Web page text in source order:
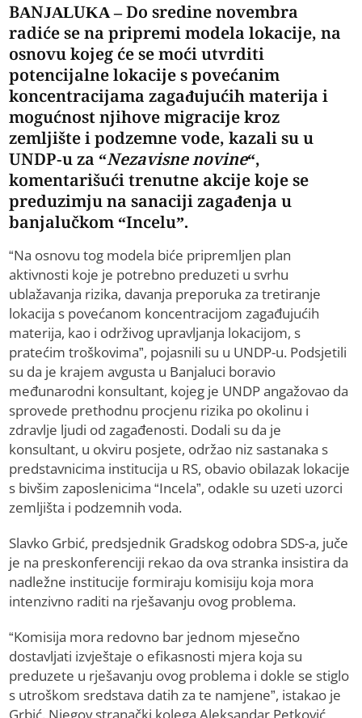
BANJALUKA – Do sredine novembra
radiće se na pripremi modela lokacije, na
osnovu kojeg će se moći utvrditi
potencijalne lokacije s povećanim
koncentracijama zagađujućih materija i
mogućnost njihove migracije kroz
zemljište i podzemne vode, kazali su u
UNDP-u za “Nezavisne novine“,
komentarišući trenutne akcije koje se
preduzimju na sanaciji zagađenja u
banjalučkom “Incelu”.
“Na osnovu tog modela biće pripremljen plan
aktivnosti koje je potrebno preduzeti u svrhu
ublažavanja rizika, davanja preporuka za tretiranje
lokacija s povećanom koncentracijom zagađujućih
materija, kao i održivog upravljanja lokacijom, s
pratećim troškovima”, pojasnili su u UNDP-u. Podsjetili
su da je krajem avgusta u Banjaluci boravio
međunarodni konsultant, kojeg je UNDP angažovao da
sprovede prethodnu procjenu rizika po okolinu i
zdravlje ljudi od zagađenosti. Dodali su da je
konsultant, u okviru posjete, održao niz sastanaka s
predstavnicima institucija u RS, obavio obilazak lokacije
s bivšim zaposlenicima “Incela”, odakle su uzeti uzorci
zemljišta i podzemnih voda.
Slavko Grbić, predsjednik Gradskog odobra SDS-a, juče
je na preskonferenciji rekao da ova stranka insistira da
nadležne institucije formiraju komisiju koja mora
intenzivno raditi na rješavanju ovog problema.
“Komisija mora redovno bar jednom mjesečno
dostavljati izvještaje o efikasnosti mjera koja su
preduzete u rješavanju ovog problema i dokle se stiglo
s utroškom sredstava datih za te namjene”, istakao je